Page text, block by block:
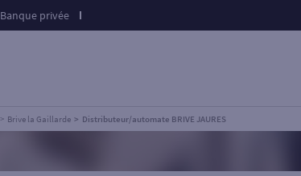
Banque privée
Brive la Gaillarde Distributeur/automate BRIVE JAURES